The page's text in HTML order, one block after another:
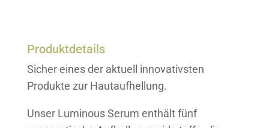
Produktdetails
Sicher eines der aktuell innovativsten
Produkte zur Hautaufhellung.
Unser Luminous Serum enthält fünf